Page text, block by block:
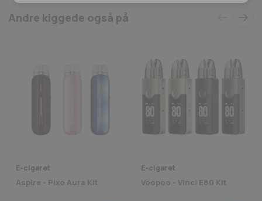
Andre kiggede også på
E-cigaret
Aspire - Pixo Aura Kit
E-cigaret
Voopoo - Vinci E80 Kit